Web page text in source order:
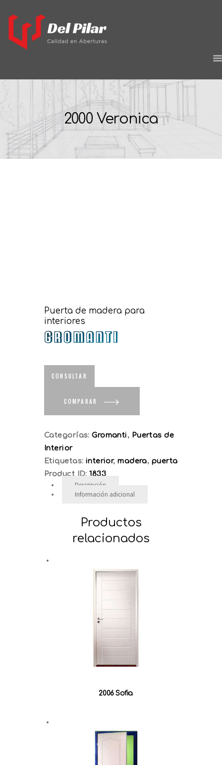
2000 Veronica
HOME
EMPRESA
PROYECTOS
PRODUCTOS
CONTACTO
Puerta de madera para
interiores
COMPARAR
Categorías:Gromanti, Puertas de
Interior
Etiquetas: interior,madera, puerta
Product ID:1833
Descripción
Información adicional
Productos
relacionados
2006 Sofia